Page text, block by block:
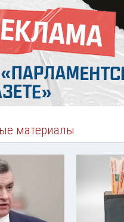
материалы